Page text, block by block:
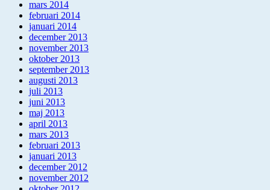
mars 2014
februari 2014
januari 2014
december 2013
november 2013
oktober 2013
september 2013
augusti 2013
juli 2013
juni 2013
maj 2013
april 2013
mars 2013
februari 2013
januari 2013
december 2012
november 2012